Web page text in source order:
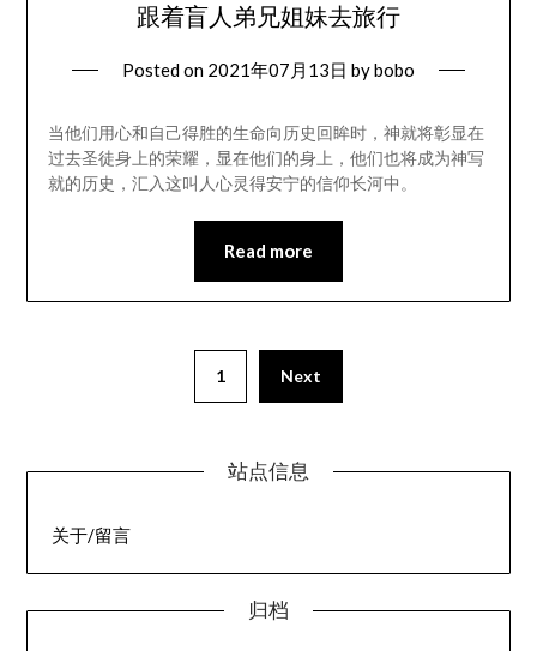
跟着盲人弟兄姐妹去旅行
Posted on 2021年07月13日 bybobo
当他们用心和自己得胜的生命向历史回眸时，神就将彰显在
过去圣徒身上的荣耀，显在他们的身上，他们也将成为神写
就的历史，汇入这叫人心灵得安宁的信仰长河中。
Read more
1 Next
站点信息
关于/留言
归档